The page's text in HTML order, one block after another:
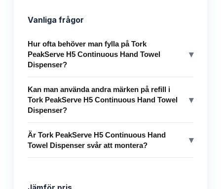
Vanliga frågor
Hur ofta behöver man fylla på Tork
PeakServe H5 Continuous Hand Towel
Dispenser?
▾
Kan man använda andra märken på refill i
Tork PeakServe H5 Continuous Hand Towel
Dispenser?
▾
Är Tork PeakServe H5 Continuous Hand
Towel Dispenser svår att montera?
▾